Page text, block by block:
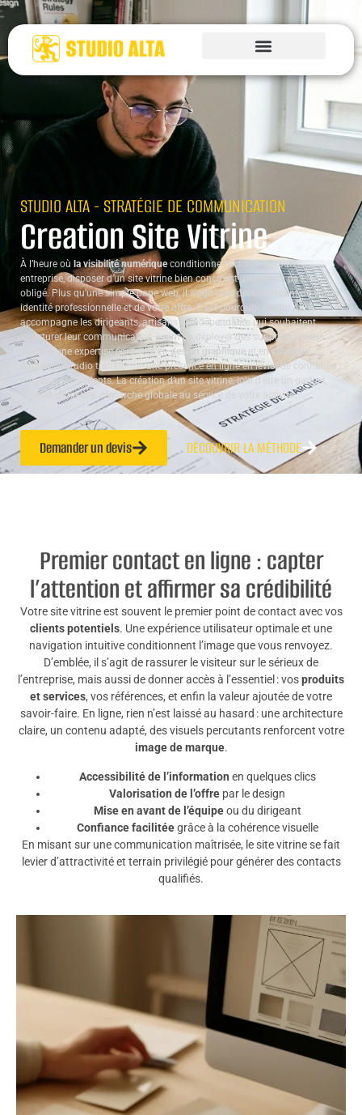
STUDIO ALTA - STRATÉGIE DE COMMUNICATION
Creation Site Vitrine
À l’heure où la visibilité numériqueconditionne l’activité de toute
entreprise, disposer d’un site vitrine bien conçu est devenu un passage
obligé. Plus qu’une simple page web, il s’agit d’un prolongement de votre
identité professionnelle et de votre offre. C’est pourquoi Studio ALTA
accompagne les dirigeants, artisans et indépendants qui souhaitent
structurer leur communication avant de déployer des supports visuels.
Grâce à une expertise éprouvée endesign graphiqueet enstratégie
digitale, le studio transforme une présence en ligne en levier de confiance
auprès de vos clients. La création d’un site vitrine, loin d’être un gadget,
s’inscrit dans une démarche globale au service de votre activité.
Demander un devis DÉCOUVRIR LA MÉTHODE
Premier contact en ligne : capter
l’attention et affirmer sa crédibilité
Votre site vitrine est souvent le premier point de contact avec vos
clients potentiels. Une expérience utilisateur optimale et une
navigation intuitive conditionnent l’image que vous renvoyez.
D’emblée, il s’agit de rassurer le visiteur sur le sérieux de
l’entreprise, mais aussi de donner accès à l’essentiel : vosproduits
et services, vos références, et enfin la valeur ajoutée de votre
savoir-faire. En ligne, rien n’est laissé au hasard : une architecture
claire, un contenu adapté, des visuels percutants renforcent votre
image de marque.
Accessibilité de l’information en quelques clics
Valorisation de l’offre par le design
Mise en avant de l’équipeou du dirigeant
Confiance facilitéegrâce à la cohérence visuelle
En misant sur une communication maîtrisée, le site vitrine se fait
levier d’attractivité et terrain privilégié pour générer des contacts
qualifiés.